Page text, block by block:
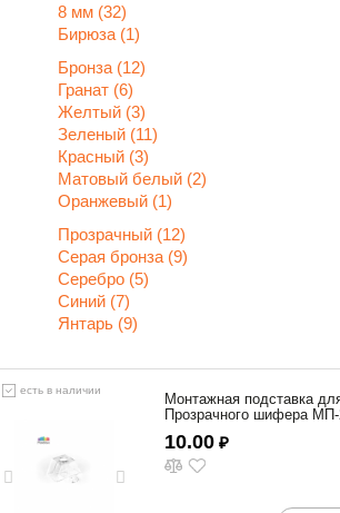
8 мм (32)
Бирюза (1)
Бронза (12)
Гранат (6)
Желтый (3)
Зеленый (11)
Красный (3)
Матовый белый (2)
Оранжевый (1)
Прозрачный (12)
Серая бронза (9)
Серебро (5)
Синий (7)
Янтарь (9)
есть в наличии
Монтажная подставка
Прозрачного шифера
10.00 ₽